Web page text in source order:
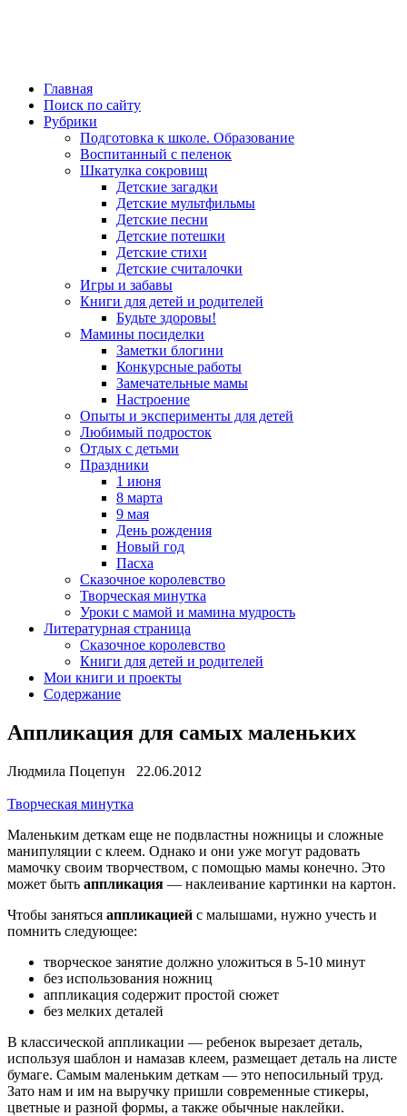
Главная
Поиск по сайту
Рубрики
Подготовка к школе. Образование
Воспитанный с пеленок
Шкатулка сокровищ
Детские загадки
Детские мультфильмы
Детские песни
Детские потешки
Детские стихи
Детские считалочки
Игры и забавы
Книги для детей и родителей
Будьте здоровы!
Мамины посиделки
Заметки блогини
Конкурсные работы
Замечательные мамы
Настроение
Опыты и эксперименты для детей
Любимый подросток
Отдых с детьми
Праздники
1 июня
8 марта
9 мая
День рождения
Новый год
Пасха
Сказочное королевство
Творческая минутка
Уроки с мамой и мамина мудрость
Литературная страница
Сказочное королевство
Книги для детей и родителей
Мои книги и проекты
Содержание
Аппликация для самых маленьких
Людмила Поцепун 22.06.2012
Творческая минутка
Маленьким деткам еще не подвластны ножницы и сложные
манипуляции с клеем. Однако и они уже могут радовать
мамочку своим творчеством, с помощью мамы конечно. Это
может быть аппликация — наклеивание картинки на картон.
Чтобы заняться аппликацией с малышами, нужно учесть и
помнить следующее:
творческое занятие должно уложиться в 5-10 минут
без использования ножниц
аппликация содержит простой сюжет
без мелких деталей
В классической аппликации — ребенок вырезает деталь,
используя шаблон и намазав клеем, размещает деталь на листе
бумаге. Самым маленьким деткам — это непосильный труд.
Зато нам и им на выручку пришли современные стикеры,
цветные и разной формы, а также обычные наклейки.